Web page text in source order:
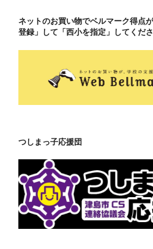
ネットのお買い物でベルマーク得点
登録」して「西小を指定」してくださ
つしまっ子応援団